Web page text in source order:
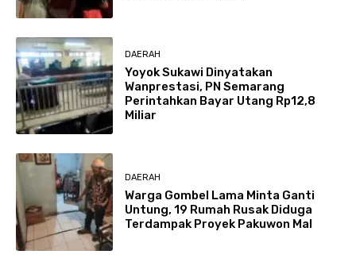
DAERAH
Yoyok Sukawi Dinyatakan
Wanprestasi, PN Semarang
Perintahkan Bayar Utang Rp12,8
Miliar
DAERAH
Warga Gombel Lama Minta Ganti
Untung, 19 Rumah Rusak Diduga
Terdampak Proyek Pakuwon Mal